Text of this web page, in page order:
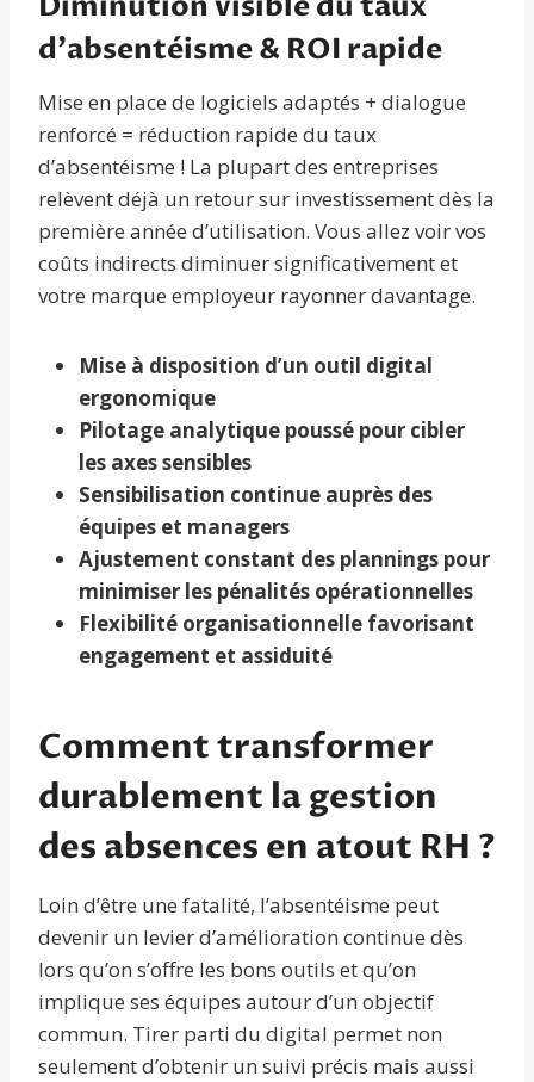
d’absentéisme & ROI rapide
Mise en place de logiciels adaptés + dialogue
renforcé = réduction rapide du taux
d’absentéisme ! La plupart des entreprises
relèvent déjà un retour sur investissement dès la
première année d’utilisation. Vous allez voir vos
coûts indirects diminuer significativement et
votre marque employeur rayonner davantage.
Mise à disposition d’un outil digital
ergonomique
Pilotage analytique poussé pour cibler
les axes sensibles
Sensibilisation continue auprès des
équipes et managers
Ajustement constant des plannings pour
minimiser les pénalités opérationnelles
Flexibilité organisationnelle favorisant
engagement et assiduité
Comment transformer
durablement la gestion
des absences en atout RH ?
Loin d’être une fatalité, l’absentéisme peut
devenir un levier d’amélioration continue dès
lors qu’on s’offre les bons outils et qu’on
implique ses équipes autour d’un objectif
commun. Tirer parti du digital permet non
seulement d’obtenir un suivi précis mais aussi